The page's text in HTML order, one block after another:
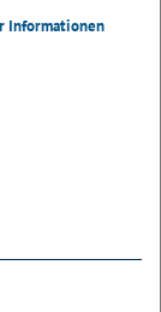
Informationen